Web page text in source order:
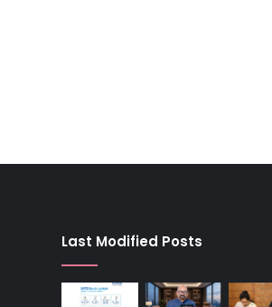
Last Modified Posts